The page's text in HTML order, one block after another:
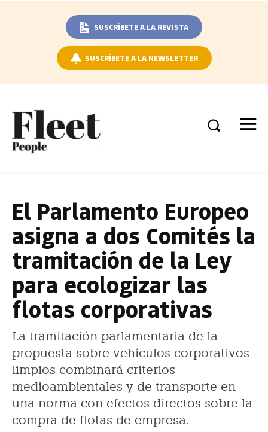
SUSCRÍBETE A LA REVISTA
SUSCRÍBETE A LA NEWSLETTER
El Parlamento Europeo
asigna a dos Comités la
tramitación de la Ley
para ecologizar las
flotas corporativas
La tramitación parlamentaria de la
propuesta sobre vehículos corporativos
limpios combinará criterios
medioambientales y de transporte en
una norma con efectos directos sobre la
compra de flotas de empresa.